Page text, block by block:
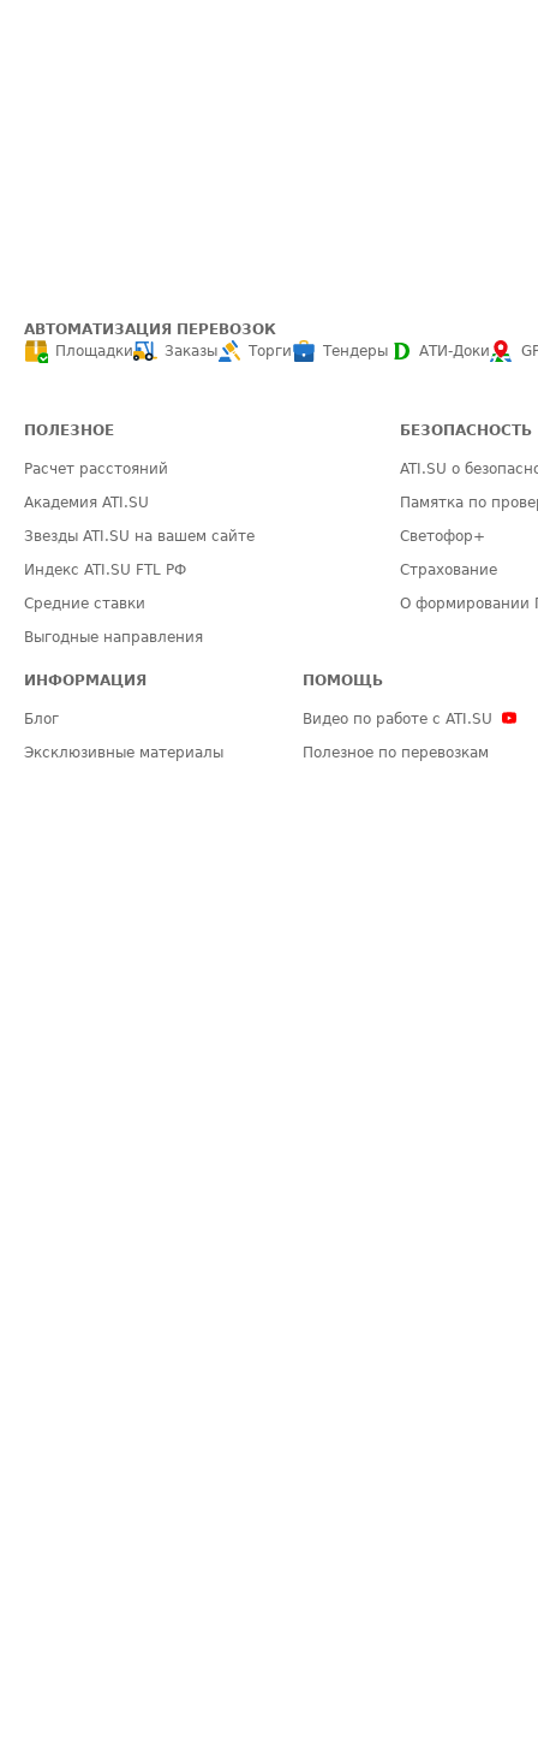
АВТОМАТИЗАЦИЯ ПЕРЕВОЗОК
Площадки
Заказы Торги Тендеры АТИ-Доки
ПОЛЕЗНОЕ
Расчет расстояний
Академия ATI.SU
Звезды ATI.SU на вашем сайте
Индекс ATI.SU FTL РФ
Средние ставки
Выгодные направления
БЕЗОПАСНОСТЬ
ATI.SU о
Памятка по
Светофор+
Страхование
О формировании
ИНФОРМАЦИЯ
Блог
Эксклюзивные материалы
ПОМОЩЬ
Видео по работе с ATI.SU
Полезное по перевозкам